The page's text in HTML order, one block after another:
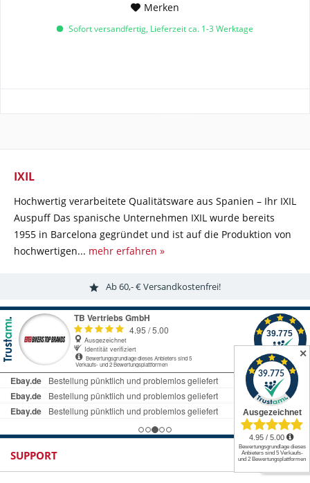
Merken
Sofort versandfertig, Lieferzeit ca. 1-3 Werktage
IXIL
Hochwertig verarbeitete Qualitätsware aus Spanien – Ihr IXIL
Auspuff Das spanische Unternehmen IXIL wurde bereits
1955 in Barcelona gegründet und ist auf die Produktion von
hochwertigen... mehr erfahren »
✕
Ab 60,- € Versandkostenfrei!
SUPPORT